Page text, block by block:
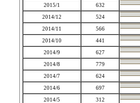
2015/1
632
2014/12
524
2014/11
566
2014/10
441
2014/9
627
2014/8
779
2014/7
624
2014/6
697
2014/5
312